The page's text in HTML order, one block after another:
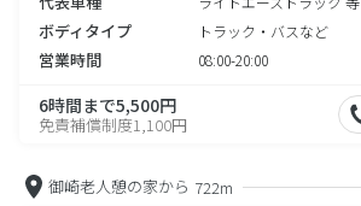
ボディタイプ トラック・バスなど
営業時間 08:00-20:00
6時間まで5,500円
免責補償制度1,100円
御崎老人憩の家から 722m